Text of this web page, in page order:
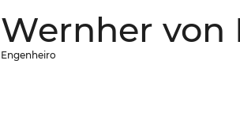
Wernher von
Engenheiro